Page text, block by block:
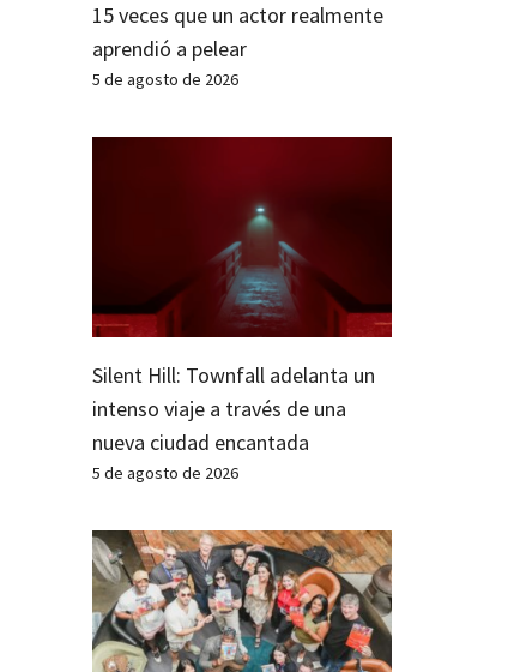
15 veces que un actor realmente
aprendió a pelear
5 de agosto de 2026
Silent Hill: Townfall adelanta un
intenso viaje a través de una
nueva ciudad encantada
5 de agosto de 2026